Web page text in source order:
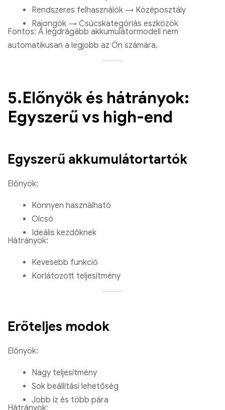
Rendszeres felhasználók → Középosztály
Rajongók → Csúcskategóriás eszközök
Fontos: A legdrágább akkumulátormodell nem
automatikusan a legjobb az Ön számára.
5.Előnyök és hátrányok:
Egyszerű vs high-end
Egyszerű akkumulátortartók
Előnyök:
Könnyen használható
Olcsó
Ideális kezdőknek
Hátrányok:
Kevesebb funkció
Korlátozott teljesítmény
Erőteljes modok
Előnyök:
Nagy teljesítmény
Sok beállítási lehetőség
Jobb íz és több pára